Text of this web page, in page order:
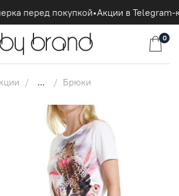
перед покупкой•Акции в Telegram-
0
... Брюки